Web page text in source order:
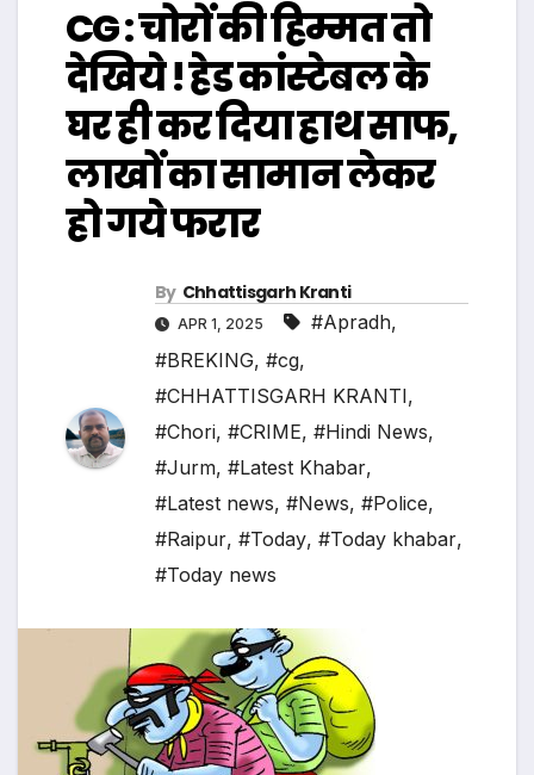
CG : चोरों की हिम्मत तो
देखिये ! हेड कांस्टेबल के
घर ही कर दिया हाथ साफ,
लाखों का सामान लेकर
हो गये फरार
By Chhattisgarh Kranti
APR 1, 2025 #Apradh,
#BREKING, #cg,
#CHHATTISGARH KRANTI,
#Chori, #CRIME, #Hindi News,
#Jurm, #Latest Khabar,
#Latest news, #News, #Police,
#Raipur, #Today, #Today khabar,
#Today news